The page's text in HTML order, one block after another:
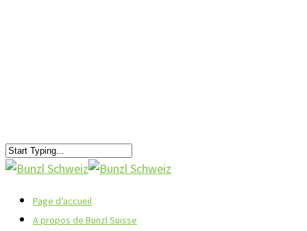
Page d’accueil
A propos de Bunzl Suisse